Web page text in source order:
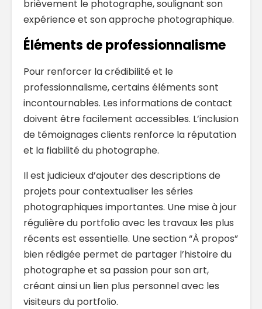
brièvement le photographe, soulignant son
expérience et son approche photographique.
Éléments de professionnalisme
Pour renforcer la crédibilité et le
professionnalisme, certains éléments sont
incontournables. Les informations de contact
doivent être facilement accessibles. L’inclusion
de témoignages clients renforce la réputation
et la fiabilité du photographe.
Il est judicieux d’ajouter des descriptions de
projets pour contextualiser les séries
photographiques importantes. Une mise à jour
régulière du portfolio avec les travaux les plus
récents est essentielle. Une section “À propos”
bien rédigée permet de partager l’histoire du
photographe et sa passion pour son art,
créant ainsi un lien plus personnel avec les
visiteurs du portfolio.